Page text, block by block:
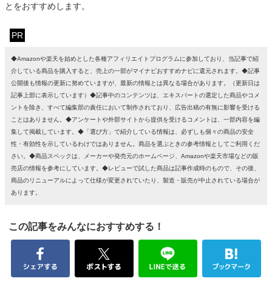
とをおすすめします。
PR
◆Amazonや楽天を始めとした各種アフィリエイトプログラムに参加しており、当記事で紹
介している商品を購入すると、売上の一部がマイナビおすすめナビに還元されます。◆記事
公開後も情報の更新に努めていますが、最新の情報とは異なる場合があります。（更新日は
記事上部に表示しています）◆記事中のコンテンツは、エキスパートの選定した商品やコメ
ントを除き、すべて編集部の責任において制作されており、広告出稿の有無に影響を受ける
ことはありません。◆アンケートや外部サイトから提供を受けるコメントは、一部内容を編
集して掲載しています。◆「選び方」で紹介している情報は、必ずしも個々の商品の安全
性・有効性を示しているわけではありません。商品を選ぶときの参考情報としてご利用くだ
さい。◆商品スペックは、メーカーや発売元のホームページ、Amazonや楽天市場などの販
売店の情報を参考にしています。◆レビューで試した商品は記事作成時のもので、その後、
商品のリニューアルによって仕様が変更されていたり、製造・販売が中止されている場合が
あります。
この記事をみんなにおすすめする！